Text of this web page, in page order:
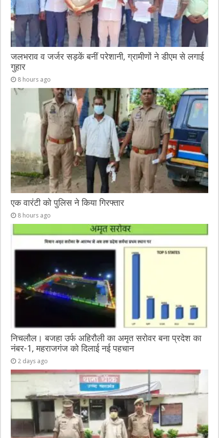
जलभराव व जर्जर सड़कें बनीं परेशानी, ग्रामीणों ने डीएम से लगाई
गुहार
8 hours ago
एक वारंटी को पुलिस ने किया गिरफ्तार
8 hours ago
निचलौल। बजहा उर्फ अहिरौली का अमृत सरोवर बना प्रदेश का
नंबर-1, महराजगंज को दिलाई नई पहचान
2 days ago